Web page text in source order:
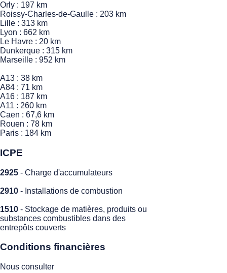
Orly : 197 km
Roissy-Charles-de-Gaulle : 203 km
Lille : 313 km
Lyon : 662 km
Le Havre : 20 km
Dunkerque : 315 km
Marseille : 952 km
A13 : 38 km
A84 : 71 km
A16 : 187 km
A11 : 260 km
Caen : 67,6 km
Rouen : 78 km
Paris : 184 km
ICPE
2925 - Charge d'accumulateurs
2910 - Installations de combustion
1510 - Stockage de matières, produits ou
substances combustibles dans des
entrepôts couverts
Conditions financières
Nous consulter